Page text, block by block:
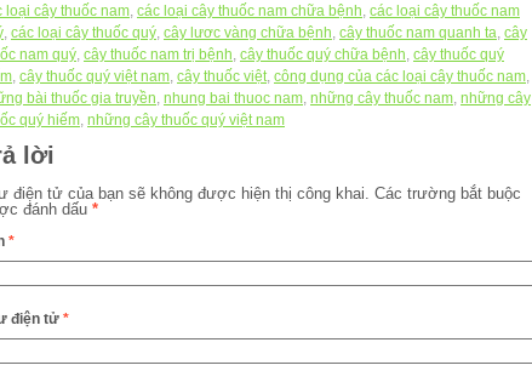
loại cây thuốc nam các loại cây thuốc nam chữa bệnh các loại cây thuốc nam
các loại cây thuốc quý cây lươc vàng chữa bệnh cây thuốc nam quanh ta cây
nam quý cây thuốc nam trị bệnh cây thuốc quý chữa bệnh cây thuốc quý
cây thuốc quý việt nam cây thuốc việt công dụng của các loại cây thuốc nam
bài thuốc gia truyền nhung bai thuoc nam những cây thuốc nam những cây
quý hiếm những cây thuốc quý việt nam
lời
điện tử của bạn sẽ không được hiện thị công khai. Các trường bắt buộc
đánh dấu *
*
điện tử *